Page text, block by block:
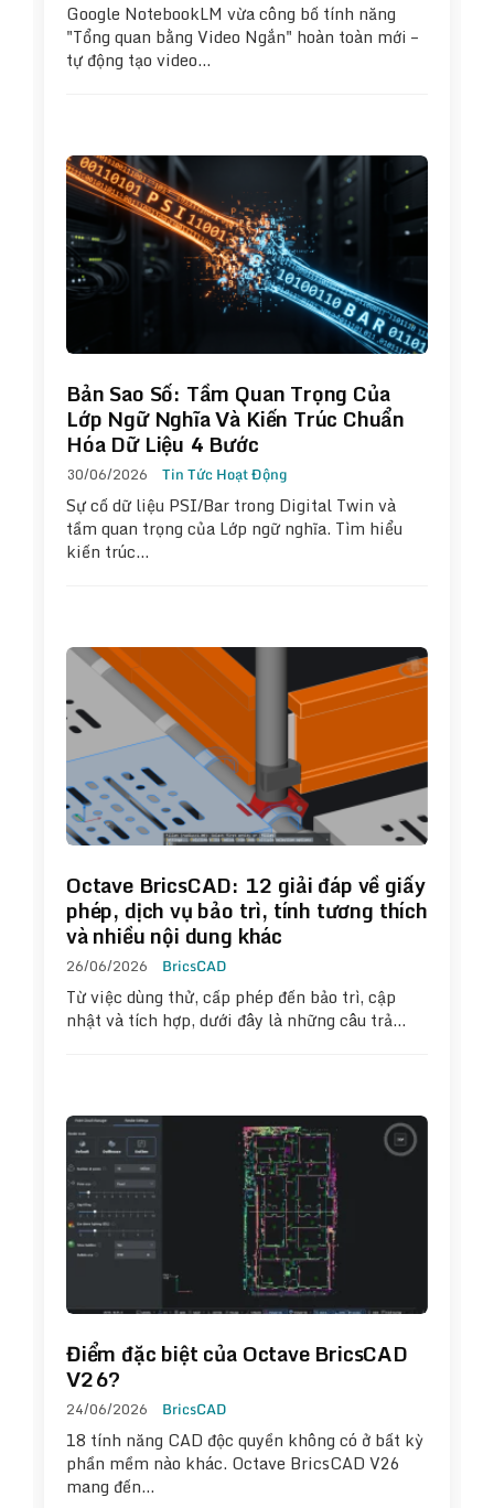
Google NotebookLM vừa công bố tính năng
"Tổng quan bằng Video Ngắn" hoàn toàn mới –
tự động tạo video…
Bản Sao Số: Tầm Quan Trọng Của
Lớp Ngữ Nghĩa Và Kiến Trúc Chuẩn
Hóa Dữ Liệu 4 Bước
30/06/2026 Tin Tức Hoạt Động
Sự cố dữ liệu PSI/Bar trong Digital Twin và
tầm quan trọng của Lớp ngữ nghĩa. Tìm hiểu
kiến trúc…
Octave BricsCAD: 12 giải đáp về giấy
phép, dịch vụ bảo trì, tính tương thích
và nhiều nội dung khác
26/06/2026 BricsCAD
Từ việc dùng thử, cấp phép đến bảo trì, cập
nhật và tích hợp, dưới đây là những câu trả…
Điểm đặc biệt của Octave BricsCAD
V26?
24/06/2026 BricsCAD
18 tính năng CAD độc quyền không có ở bất kỳ
phần mềm nào khác. Octave BricsCAD V26
mang đến…